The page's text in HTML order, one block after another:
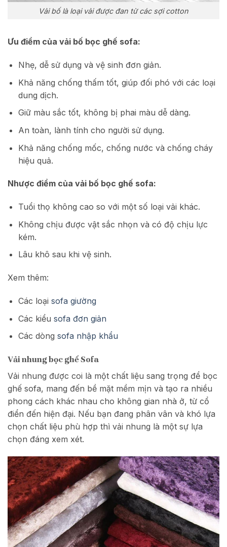
Vải bố là loại vải được đan từ các sợi cotton
Ưu điểm của vải bố bọc ghế sofa:
Nhẹ, dễ sử dụng và vệ sinh đơn giản.
Khả năng chống thấm tốt, giúp đối phó với các loại
dung dịch.
Giữ màu sắc tốt, không bị phai màu dễ dàng.
An toàn, lành tính cho người sử dụng.
Khả năng chống mốc, chống nước và chống cháy
hiệu quả.
Nhược điểm của vải bố bọc ghế sofa:
Tuổi thọ không cao so với một số loại vải khác.
Không chịu được vật sắc nhọn và có độ chịu lực
kém.
Lâu khô sau khi vệ sinh.
Xem thêm:
Các loại sofa giường
Các kiểu sofa đơn giản
Các dòng sofa nhập khẩu
Vải nhung bọc ghế Sofa
Vải nhung được coi là một chất liệu sang trọng để bọc
ghế sofa, mang đến bề mặt mềm mịn và tạo ra nhiều
phong cách khác nhau cho không gian nhà ở, từ cổ
điển đến hiện đại. Nếu bạn đang phân vân và khó lựa
chọn chất liệu phù hợp thì vải nhung là một sự lựa
chọn đáng xem xét.